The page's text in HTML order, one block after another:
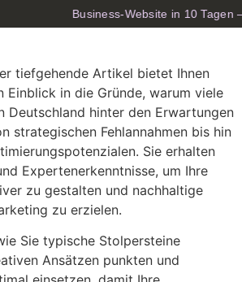
Business-Website in 10
tiefgehende Artikel bietet Ihnen
Einblick in die Gründe, warum viele
Deutschland hinter den Erwartungen
strategischen Fehlannahmen bis hin
Sie erhalten
Expertenerkenntnisse, um Ihre
zu gestalten und nachhaltige
zu erzielen.
Sie typische Stolpersteine
Ansätzen punkten und